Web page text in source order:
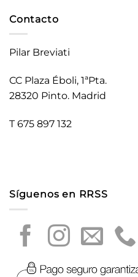
Contacto
Pilar Breviati
CC Plaza Éboli, 1ªPta.
28320 Pinto. Madrid
T 675 897 132
Síguenos en RRSS